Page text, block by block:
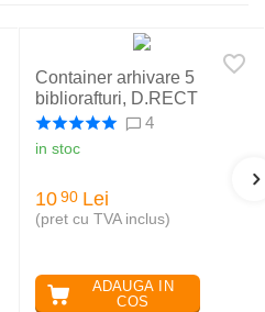
Container arhivare 5
bibliorafturi, D.RECT
4
in stoc
10 90 Lei
(pret cu TVA inclus)
ADAUGA IN
COS